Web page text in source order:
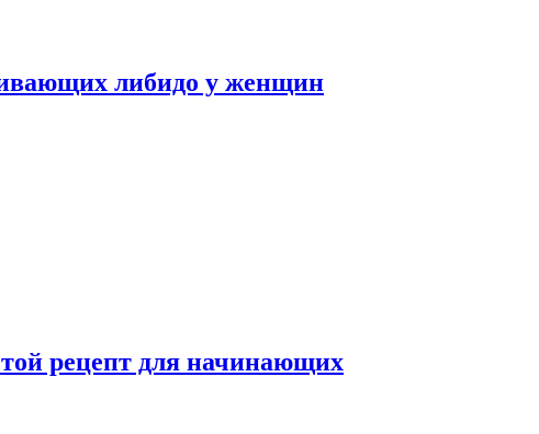
либидо у женщин
рецепт для начинающих